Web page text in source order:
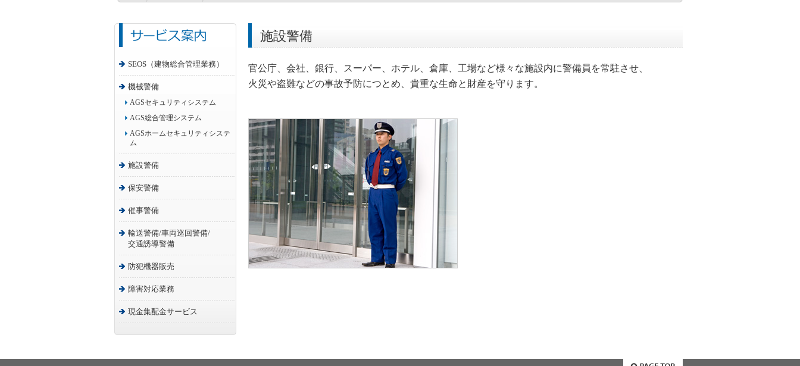
施設警備
官公庁、会社、銀行、スーパー、ホテル、倉庫、工場など様々な施設内に警備員を常駐させ、
火災や盗難などの事故予防につとめ、貴重な生命と財産を守ります。
SEOS（建物総合管理業務）
機械警備
AGSセキュリティシステム
AGS総合管理システム
AGSホームセキュリティシステ
ム
施設警備
保安警備
催事警備
輸送警備/車両巡回警備/
交通誘導警備
防犯機器販売
障害対応業務
現金集配金サービス